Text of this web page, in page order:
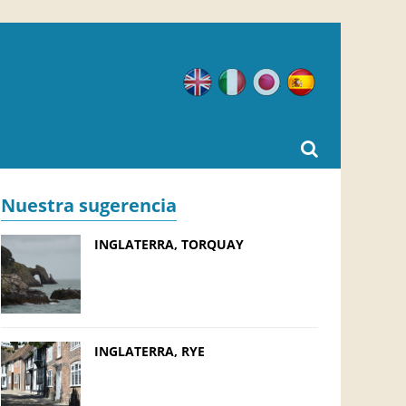
Inglés ItalianoJaponés
Nuestra sugerencia
INGLATERRA, TORQUAY
INGLATERRA, RYE